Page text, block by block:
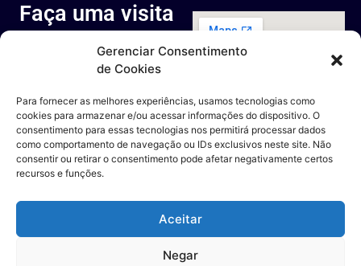
Gerenciar Consentimento
de Cookies
Para fornecer as melhores experiências, usamos tecnologias como
cookies para armazenar e/ou acessar informações do dispositivo. O
consentimento para essas tecnologias nos permitirá processar dados
como comportamento de navegação ou IDs exclusivos neste site. Não
consentir ou retirar o consentimento pode afetar negativamente certos
recursos e funções.
Aceitar
Negar
Faça uma visita
ao nosso
espaço
Rua Octávio Cantanhede, 817-
Universidade Federal do Rio de
Janeiro, Rio de Janeiro - RJ
Entre em contato